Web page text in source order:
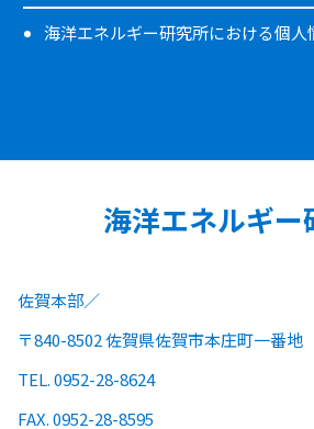
海洋エネルギー研究所における個人
海洋エネルギー
佐賀本部
〒840-8502 佐賀県佐賀市本庄町一番地
TEL. 0952-28-8624
FAX. 0952-28-8595